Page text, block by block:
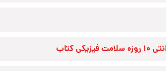
فیزیکی کتاب